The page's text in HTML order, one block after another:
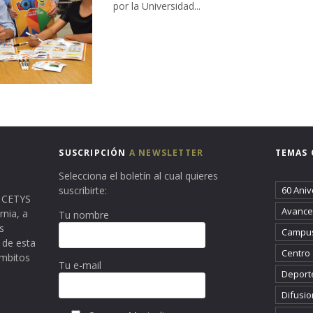
por la Universidad...
a
esta
SUSCRIPCIÓN A NEWSLETTER
Selecciona el boletín al cual quieres
suscribirte:
Tu nombre
Tu e-mail
TEMAS
60
Centro